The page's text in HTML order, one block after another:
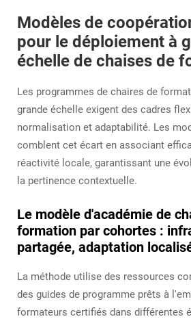
Modèles de
pour le déploiement à
échelle de chaises de
Les programmes de chaires de
grande échelle exigent des cadres
normalisation et adaptabilité. Les
comblent cet écart en associant
réactivité locale, garantissant une
la pertinence contextuelle.
Le modèle d'académie de
formation par cohortes :
partagée, adaptation
La méthode utilise des ressources
des guides de programme prêts à
formateurs certifiés dans différentes